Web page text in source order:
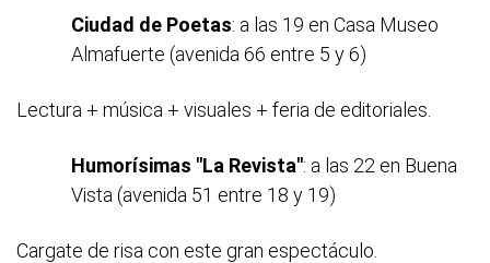
Ciudad de Poetas: a las 19 en Casa Museo
Almafuerte (avenida 66 entre 5 y 6)
Lectura + música + visuales + feria de editoriales.
Humorísimas "La Revista": a las 22 en Buena
Vista (avenida 51 entre 18 y 19)
Cargate de risa con este gran espectáculo.